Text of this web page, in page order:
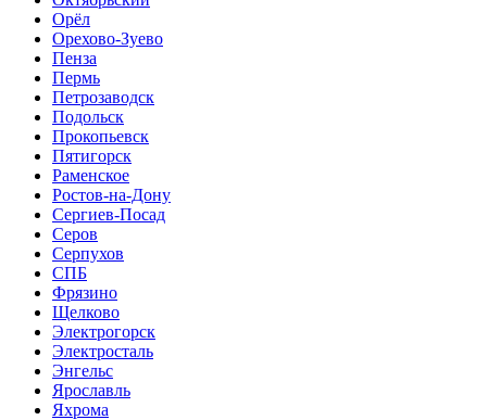
Орёл
Орехово-Зуево
Пенза
Пермь
Петрозаводск
Подольск
Прокопьевск
Пятигорск
Раменское
Ростов-на-Дону
Сергиев-Посад
Серов
Серпухов
СПБ
Фрязино
Щелково
Электрогорск
Электросталь
Энгельс
Ярославль
Яхрома